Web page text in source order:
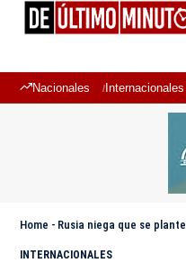
Nacionales Internacionales
Home - Rusia niega que se
INTERNACIONALES